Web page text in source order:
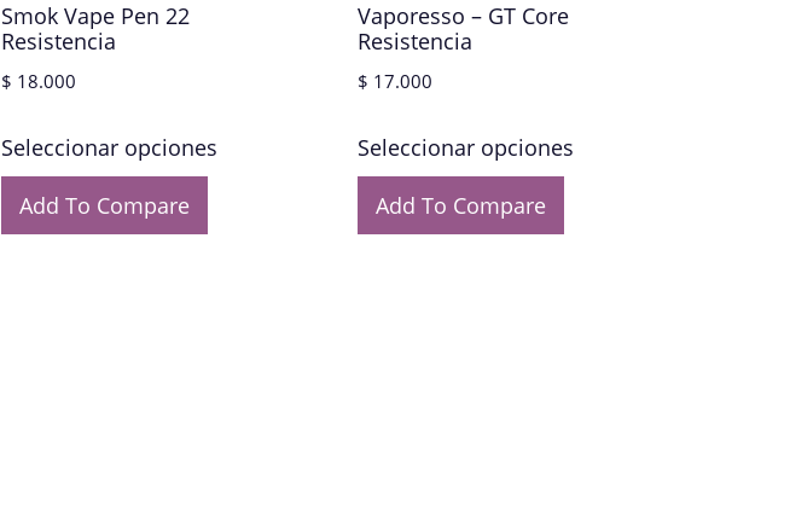
Smok Vape Pen 22
Resistencia
$ 18.000
Seleccionar opciones
Add To Compare
Vaporesso – GT Core
Resistencia
$ 17.000
Seleccionar opciones
Add To Compare